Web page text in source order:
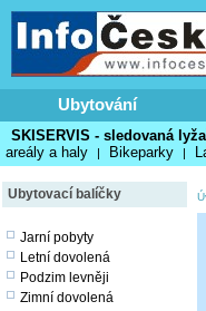
Ubytování
SKISERVIS - sledovaná
areály a haly
| Bikeparky |
Ubytovací balíčky
Jarní pobyty
Letní dovolená
Podzim levněji
Zimní dovolená